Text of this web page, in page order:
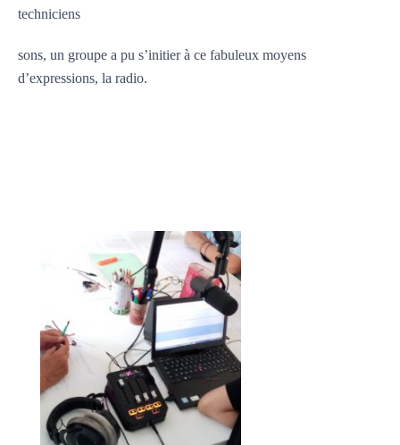
techniciens
sons, un groupe a pu s’initier à ce fabuleux moyens
d’expressions, la radio.